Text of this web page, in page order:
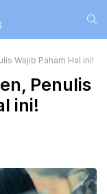
Wajib Paham Hal ini!
Penulis
ini!